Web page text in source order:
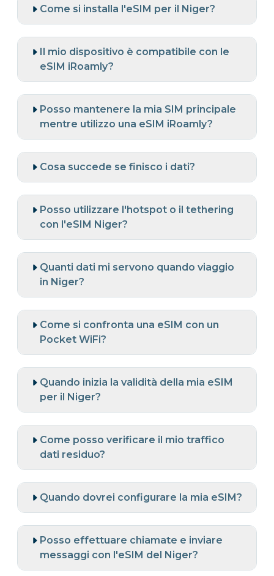
Come si installa l'eSIM per il Niger?
Il mio dispositivo è compatibile con le
eSIM iRoamly?
Posso mantenere la mia SIM principale
mentre utilizzo una eSIM iRoamly?
Cosa succede se finisco i dati?
Posso utilizzare l'hotspot o il tethering
con l'eSIM Niger?
Quanti dati mi servono quando viaggio
in Niger?
Come si confronta una eSIM con un
Pocket WiFi?
Quando inizia la validità della mia eSIM
per il Niger?
Come posso verificare il mio traffico
dati residuo?
Quando dovrei configurare la mia eSIM?
Posso effettuare chiamate e inviare
messaggi con l'eSIM del Niger?